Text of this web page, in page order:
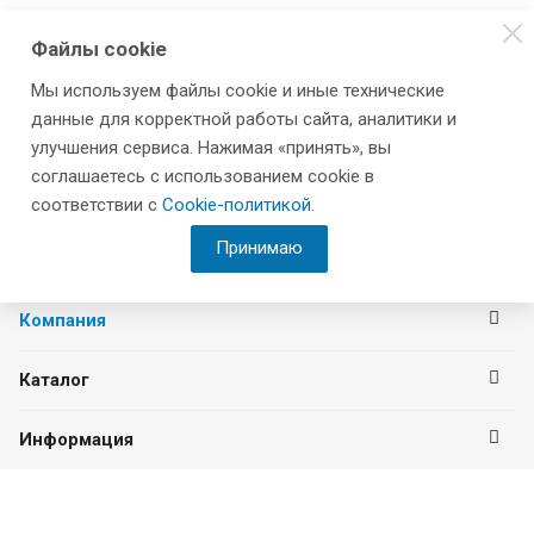
Компания
Каталог
Информация
Файлы cookie
Мы используем файлы cookie и иные технические
данные для корректной работы сайта, аналитики и
улучшения сервиса. Нажимая «принять», вы
соглашаетесь с использованием cookie в
соответствии с Cookie-политикой.
Принимаю